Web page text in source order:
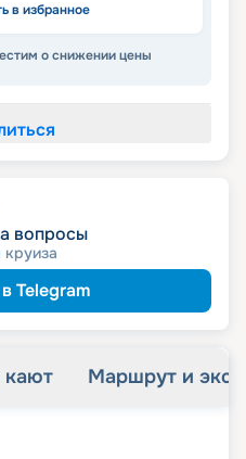
в избранное
о снижении цены
вопросы
Telegram
Маршрут и